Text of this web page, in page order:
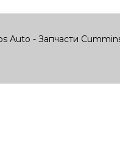
Auto - Запчасти